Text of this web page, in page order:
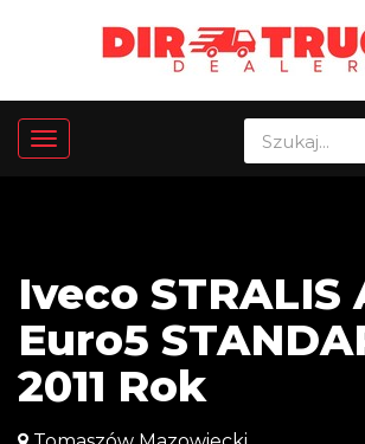
Iveco STRALIS
Euro5
2011 Rok